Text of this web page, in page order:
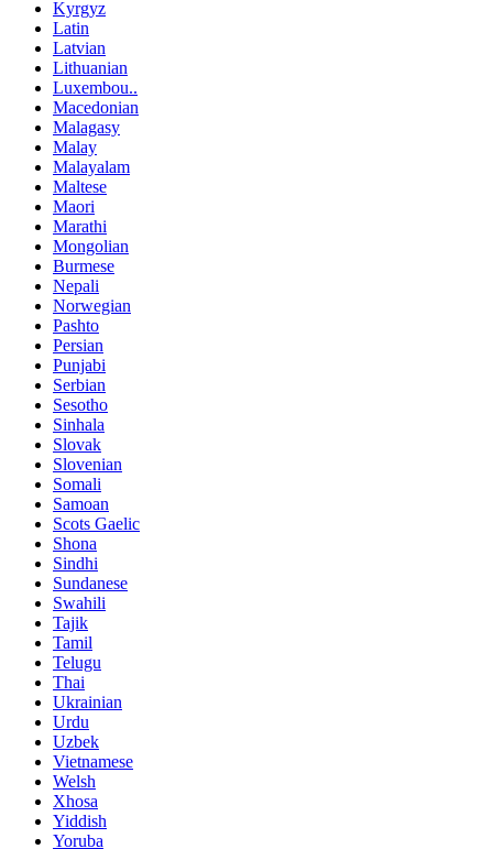
Kyrgyz
Latin
Latvian
Lithuanian
Luxembou..
Macedonian
Malagasy
Malay
Malayalam
Maltese
Maori
Marathi
Mongolian
Burmese
Nepali
Norwegian
Pashto
Persian
Punjabi
Serbian
Sesotho
Sinhala
Slovak
Slovenian
Somali
Samoan
Scots Gaelic
Shona
Sindhi
Sundanese
Swahili
Tajik
Tamil
Telugu
Thai
Ukrainian
Urdu
Uzbek
Vietnamese
Welsh
Xhosa
Yiddish
Yoruba